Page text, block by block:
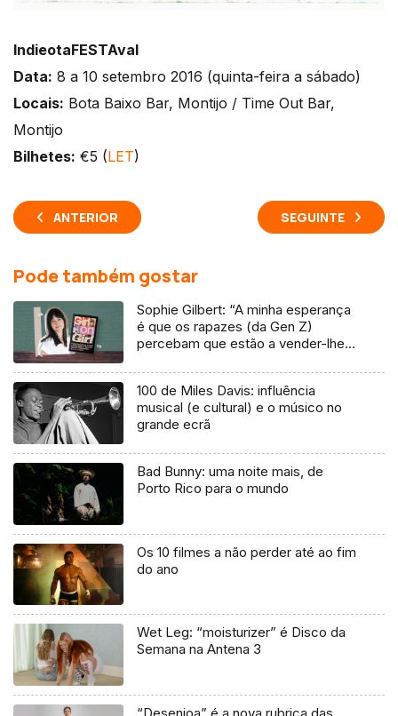
IndieotaFESTAval
Data: 8 a 10 setembro 2016 (quinta-feira a sábado)
Locais: Bota Baixo Bar, Montijo / Time Out Bar,
Montijo
Bilhetes: €5 (LET)
ANTERIOR SEGUINTE
Pode também gostar
Sophie Gilbert: “A minha esperança
é que os rapazes (da Gen Z)
percebam que estão a vender-lhes
100 de Miles Davis: influência
musical (e cultural) e o músico no
grande ecrã
Bad Bunny: uma noite mais, de
Porto Rico para o mundo
Os 10 filmes a não perder até ao fim
do ano
Wet Leg: “moisturizer” é Disco da
Semana na Antena 3